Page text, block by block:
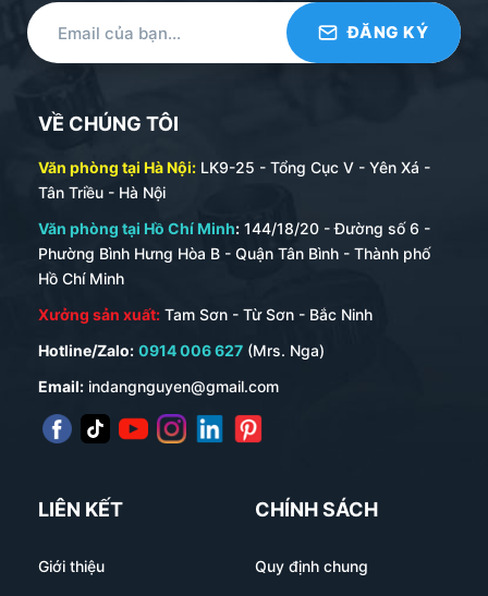
VỀ CHÚNG TÔI
Văn phòng tại Hà Nội: LK9-25 - Tổng Cục V - Yên Xá -
Tân Triều - Hà Nội
Văn phòng tại Hồ Chí Minh: 144/18/20 - Đường số 6 -
Phường Bình Hưng Hòa B - Quận Tân Bình - Thành phố
Hồ Chí Minh
Xưởng sản xuất: Tam Sơn - Từ Sơn - Bắc Ninh
Hotline/Zalo: 0914 006 627 (Mrs. Nga)
Email: indangnguyen@gmail.com
LIÊN KẾT
Giới thiệu
CHÍNH SÁCH
Quy định chung